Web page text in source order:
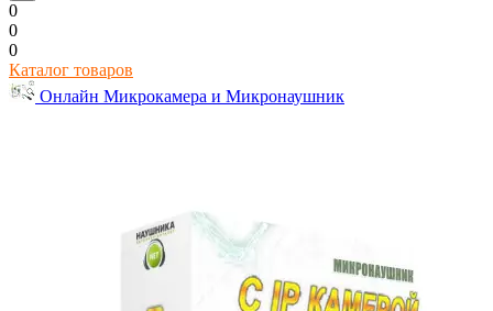
0
0
0
Каталог товаров
Онлайн Микрокамера и Микронаушник